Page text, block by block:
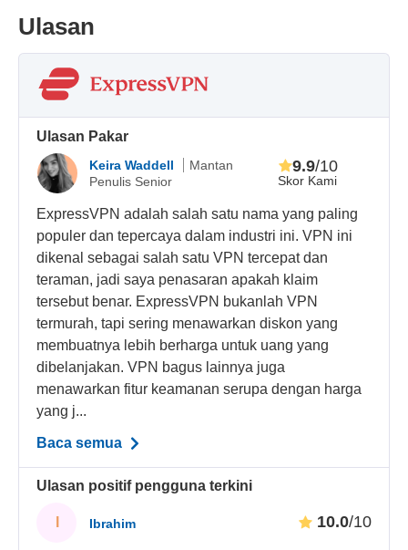
Ulasan
Ulasan Pakar
Keira Waddell
Mantan
Penulis Senior
Skor Kami
9.9/10
ExpressVPN adalah salah satu nama yang paling
populer dan tepercaya dalam industri ini. VPN ini
dikenal sebagai salah satu VPN tercepat dan
teraman, jadi saya penasaran apakah klaim
tersebut benar. ExpressVPN bukanlah VPN
termurah, tapi sering menawarkan diskon yang
membuatnya lebih berharga untuk uang yang
dibelanjakan. VPN bagus lainnya juga
menawarkan fitur keamanan serupa dengan harga
yang j...
Baca semua
Ulasan positif pengguna terkini
Ibrahim 10.0/10